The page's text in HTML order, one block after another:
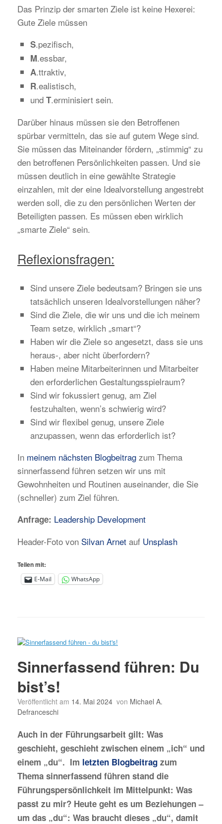
Das Prinzip der smarten Ziele ist keine Hexerei:
Gute Ziele müssen
S.pezifisch,
M.essbar,
A.ttraktiv,
R.ealistisch,
und T.erminisiert sein.
Darüber hinaus müssen sie den Betroffenen
spürbar vermitteln, das sie auf gutem Wege sind.
Sie müssen das Miteinander fördern, „stimmig“ zu
den betroffenen Persönlichkeiten passen. Und sie
müssen deutlich in eine gewählte Strategie
einzahlen, mit der eine Idealvorstellung angestrebt
werden soll, die zu den persönlichen Werten der
Beteiligten passen. Es müssen eben wirklich
„smarte Ziele“ sein.
Reflexionsfragen:
Sind unsere Ziele bedeutsam? Bringen sie uns
tatsächlich unseren Idealvorstellungen näher?
Sind die Ziele, die wir uns und die ich meinem
Team setze, wirklich „smart“?
Haben wir die Ziele so angesetzt, dass sie uns
heraus-, aber nicht überfordern?
Haben meine Mitarbeiterinnen und Mitarbeiter
den erforderlichen Gestaltungsspielraum?
Sind wir fokussiert genug, am Ziel
festzuhalten, wenn’s schwierig wird?
Sind wir flexibel genug, unsere Ziele
anzupassen, wenn das erforderlich ist?
In meinem nächsten Blogbeitrag zum Thema
sinnerfassend führen setzen wir uns mit
Gewohnheiten und Routinen auseinander, die Sie
(schneller) zum Ziel führen.
Anfrage: Leadership Development
Header-Foto von Silvan Arnet auf Unsplash
Teilen mit:
E-Mail WhatsApp
Sinnerfassend führen: Du
bist’s!
Veröffentlicht am 14. Mai 2024 von Michael A.
Defranceschi
Auch in der Führungsarbeit gilt: Was
geschieht, geschieht zwischen einem „ich“ und
einem „du“. Im letzten Blogbeitrag zum
Thema sinnerfassend führen stand die
Führungspersönlichkeit im Mittelpunkt: Was
passt zu mir? Heute geht es um Beziehungen –
um das „du“: Was braucht dieses „du“, damit